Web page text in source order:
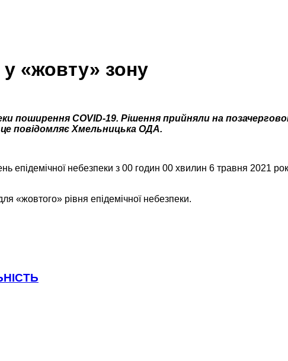
«жовту» зону
COVID-19. Рішення прийняли на
повідомляє Хмельницька ОДА.
епідемічної небезпеки з 00 годин 00 хвилин 6 травня 2021
«жовтого» рівня епідемічної небезпеки.